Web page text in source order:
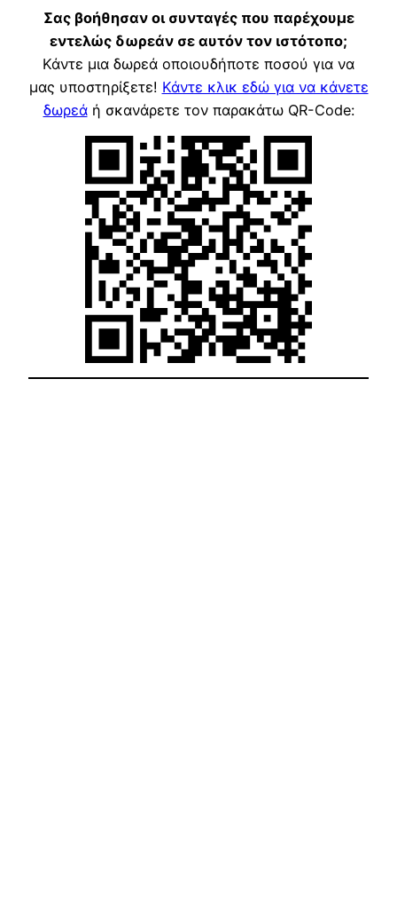
Σας βοήθησαν οι συνταγές που παρέχουμε
εντελώς δωρεάν σε αυτόν τον ιστότοπο;
Κάντε μια δωρεά οποιουδήποτε ποσού για να
μας υποστηρίξετε! Κάντε κλικ εδώ για να κάνετε
δωρεάή σκανάρετε τον παρακάτω QR-Code: